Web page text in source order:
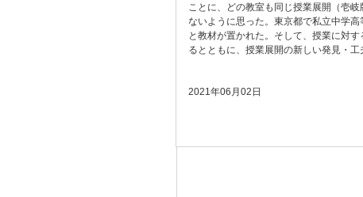
ことに、どの教室も同じ授業展開（壱
ないように思った。東京都で私立中学
と教材が置かれた。そして、授業に対
るとともに、授業展開の新しい発見・工
2021年06月02日